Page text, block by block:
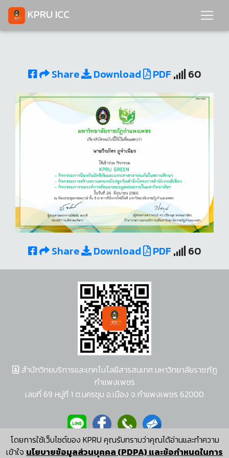
KPRU ICC
Share Download PDF 60
Share Download PDF 60
โดยการใช้เว็บไซต์ของ KPRU คุณรับทราบว่าคุณได้อ่านและทำความ
เข้าใจ นโยบายข้อมูลส่วนบุคคล (PDPA) และข้อกำหนดในการ
สำนักวิทยบริการและเทคโนโลยีสารสนเทศ มหาวิทยาลัยราชภัฏ
กำแพงเพชร
เลขที่ 69 หมู่ที่ 1 ต.นครชุม อ.เมือง จ.กำแพงเพชร 62000
ผู้พัฒนาระบบ อนุชา พวงผกา